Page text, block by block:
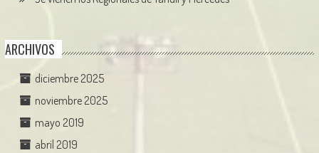
ARCHIVOS
diciembre 2025
noviembre 2025
mayo 2019
abril 2019